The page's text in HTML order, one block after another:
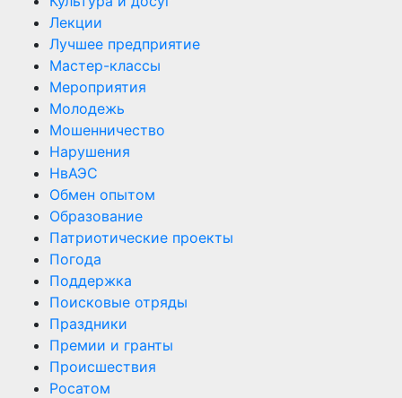
Лекции
Лучшее предприятие
Мастер-классы
Мероприятия
Молодежь
Мошенничество
Нарушения
НвАЭС
Обмен опытом
Образование
Патриотические проекты
Погода
Поддержка
Поисковые отряды
Праздники
Премии и гранты
Происшествия
Росатом